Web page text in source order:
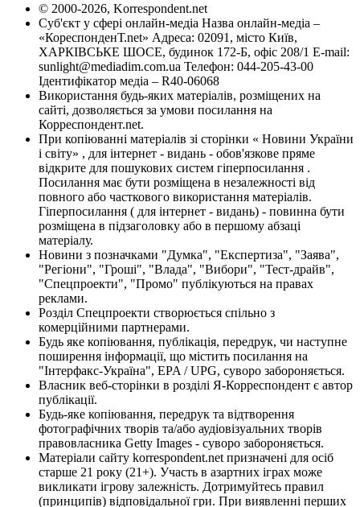
© 2000-2026, Korrespondent.net
Суб'єкт у сфері онлайн-медіа Назва онлайн-медіа –
«КореспонденТ.net» Адреса: 02091, місто Київ,
ХАРКІВСЬКЕ ШОСЕ, будинок 172-Б, офіс 208/1 E-mail:
sunlight@mediadim.com.ua Телефон: 044-205-43-00
Ідентифікатор медіа – R40-06068
Використання будь-яких матеріалів, розміщених на
сайті, дозволяється за умови посилання на
Корреспондент.net.
При копіюванні матеріалів зі сторінки « Новини України
і світу» , для інтернет - видань - обов'язкове пряме
відкрите для пошукових систем гіперпосилання .
Посилання має бути розміщена в незалежності від
повного або часткового використання матеріалів.
Гіперпосилання ( для інтернет - видань) - повинна бути
розміщена в підзаголовку або в першому абзаці
матеріалу.
Новини з позначками "Думка", "Експертиза", "Заява",
"Регіони", "Гроші", "Влада", "Вибори", "Тест-драйв",
"Спецпроекти", "Промо" публікуються на правах
реклами.
Розділ Спецпроекти створюється спільно з
комерційними партнерами.
Будь яке копіювання, публікація, передрук, чи наступне
поширення інформації, що містить посилання на
"Інтерфакс-Україна", EPA / UPG, суворо забороняється.
Власник веб-сторінки в розділі Я-Корреспондент є автор
публікації.
Будь-яке копіювання, передрук та відтворення
фотографічних творів та/або аудіовізуальних творів
правовласника Getty Images - суворо забороняється.
Матеріали сайту korrespondent.net призначені для осіб
старше 21 року (21+). Участь в азартних іграх може
викликати ігрову залежність. Дотримуйтесь правил
(принципів) відповідальної гри. При виявленні перших